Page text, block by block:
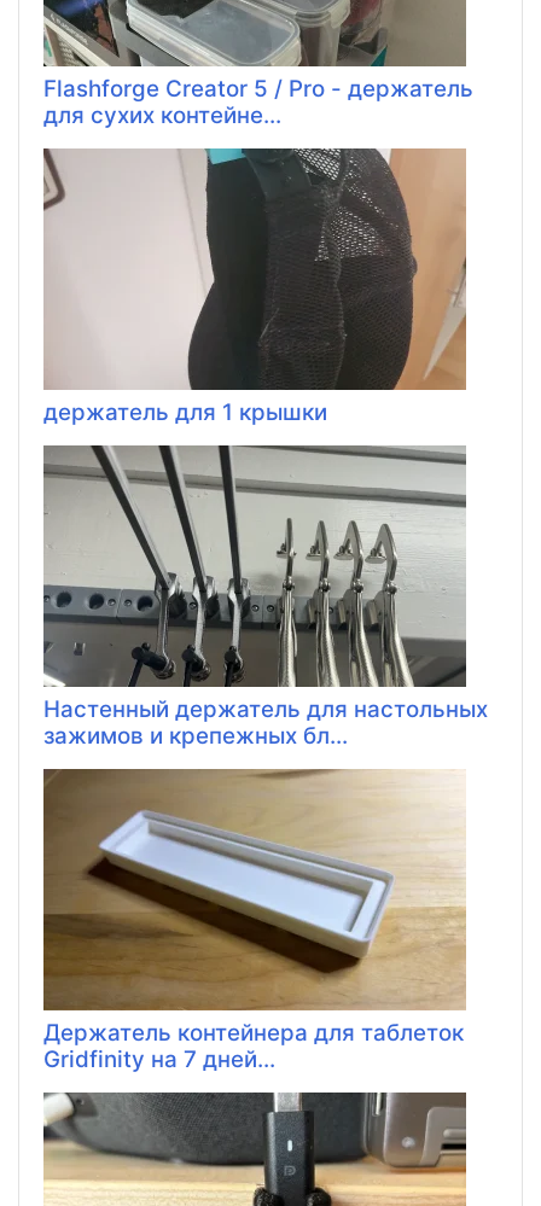
Flashforge Creator 5 / Pro - держатель
для сухих контейне...
держатель для 1 крышки
Настенный держатель для настольных
зажимов и крепежных бл...
Держатель контейнера для таблеток
Gridfinity на 7 дней...